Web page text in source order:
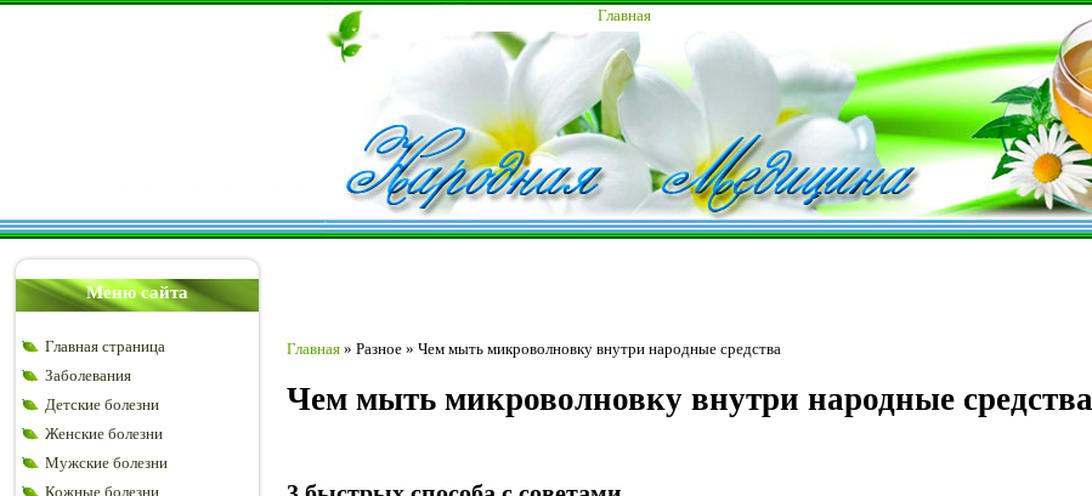
Главная
Меню сайта
Главная страница
Заболевания
Детские болезни
Женские болезни
Мужские болезни
Кожные болезни
Главная » Разное » Чем мыть микроволновку внутри народные средства
Чем мыть микроволновку внутри народные средства